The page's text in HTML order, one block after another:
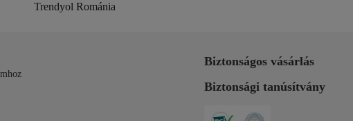
Trendyol Románia
Biztonságos vásárlás
Biztonsági tanúsítvány